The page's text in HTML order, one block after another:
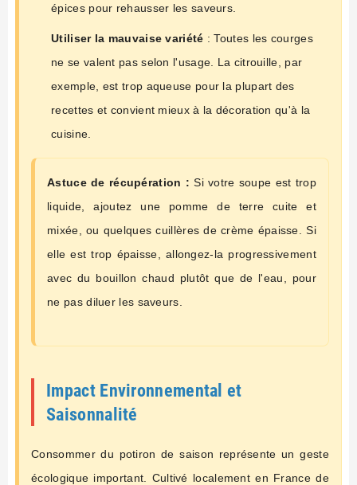
épices pour rehausser les saveurs.
Utiliser la mauvaise variété : Toutes les courges
ne se valent pas selon l'usage. La citrouille, par
exemple, est trop aqueuse pour la plupart des
recettes et convient mieux à la décoration qu'à la
cuisine.
Astuce de récupération : Si votre soupe est trop
liquide, ajoutez une pomme de terre cuite et
mixée, ou quelques cuillères de crème épaisse. Si
elle est trop épaisse, allongez-la progressivement
avec du bouillon chaud plutôt que de l'eau, pour
ne pas diluer les saveurs.
Impact Environnemental et
Saisonnalité
Consommer du potiron de saison représente un geste
écologique important. Cultivé localement en France de